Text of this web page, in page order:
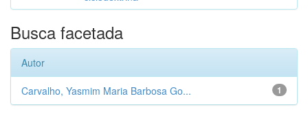
Busca facetada
Autor
1
Carvalho, Yasmim Maria Barbosa Go...